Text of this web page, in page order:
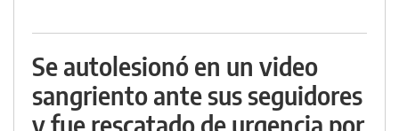
Se autolesionó en un video
sangriento ante sus seguidores
y fue rescatado de urgencia por